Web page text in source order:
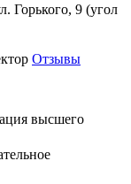
Горького, 9 (угол
Отзывы
высшего